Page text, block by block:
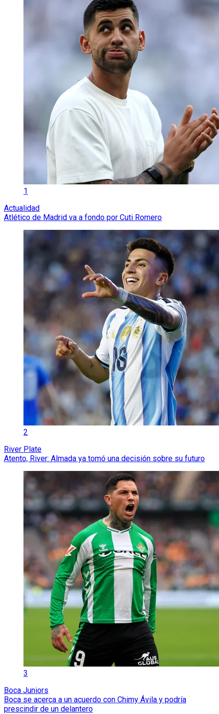
1
Actualidad
Atlético de Madrid va a fondo por Cuti Romero
2
River Plate
Atento, River: Almada ya tomó una decisión sobre su futuro
3
Boca Juniors
Boca se acerca a un acuerdo con Chimy Ávila y podría
prescindir de un delantero